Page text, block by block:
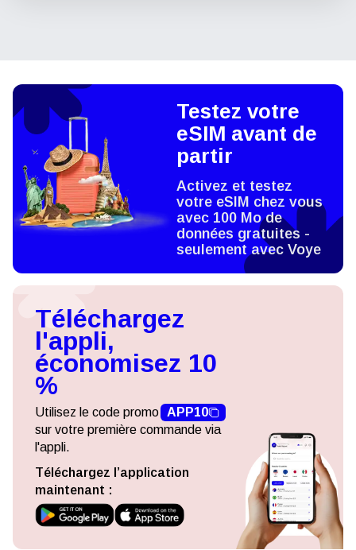
Testez votre
eSIM avant de
partir
Activez et testez
votre eSIM chez vous
avec 100 Mo de
données gratuites -
seulement avec Voye
Téléchargez
l'appli,
économisez 10
%
Utilisez le code promo APP10
sur votre première commande via
l'appli.
Téléchargez l’application
maintenant :